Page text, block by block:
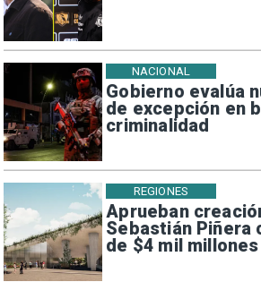
Gobierno evalúa
de excepción en
criminalidad
NACIONAL
Aprueban
Sebastián Piñera
de $4 mil millones
REGIONES